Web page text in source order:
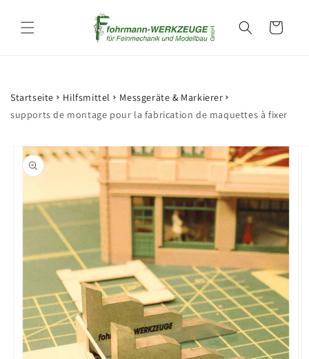
au
Panier
Startseite Hilfsmittel
Messgeräte & Markierer
supports de montage pour la fabrication de maquettes à fixer
Passer aux
informations
produits